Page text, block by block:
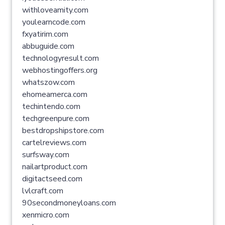
withloveamity.com
youlearncode.com
fxyatirim.com
abbuguide.com
technologyresult.com
webhostingoffers.org
whatszow.com
ehomeamerca.com
techintendo.com
techgreenpure.com
bestdropshipstore.com
cartelreviews.com
surfsway.com
nailartproduct.com
digitactseed.com
lvlcraft.com
90secondmoneyloans.com
xenmicro.com